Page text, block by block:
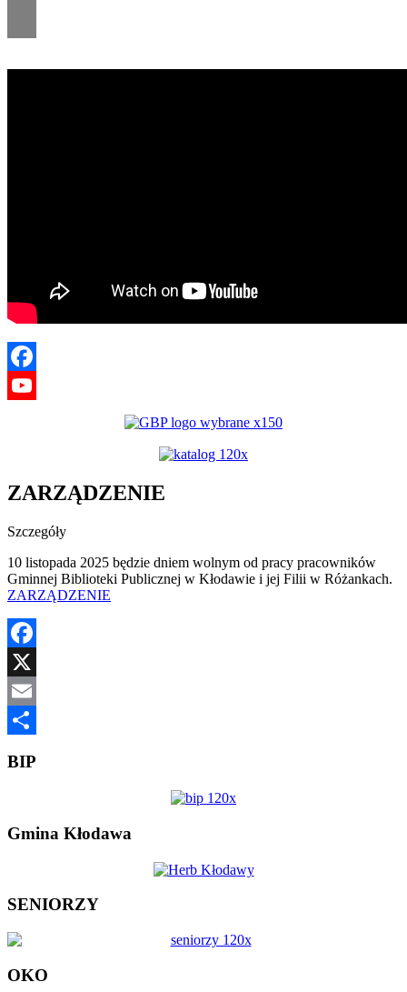
Facebook
ZARZĄDZENIE
Szczegóły
10 listopada 2025 będzie dniem wolnym od pracy pracowników
Gminnej Biblioteki Publicznej w Kłodawie i jej Filii w Różankach.
ZARZĄDZENIE
Facebook
X
Email
BIP
Gmina Kłodawa
SENIORZY
OKO